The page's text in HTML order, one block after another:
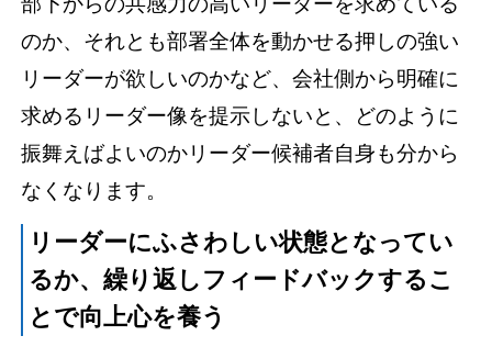
のか、それとも部署全体を動かせる押しの強い
リーダーが欲しいのかなど、会社側から明確に
求めるリーダー像を提示しないと、どのように
振舞えばよいのかリーダー候補者自身も分から
なくなります。
リーダーにふさわしい状態となってい
るか、繰り返しフィードバックするこ
とで向上心を養う